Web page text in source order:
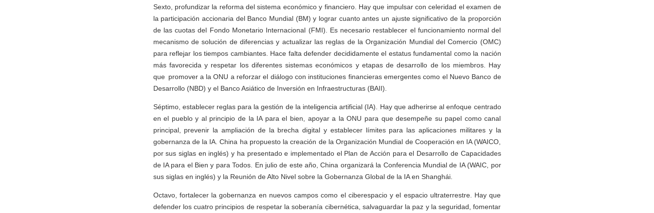
Sexto, profundizar la reforma del sistema económico y financiero. Hay que impulsar con celeridad el examen de
la participación accionaria del Banco Mundial (BM) y lograr cuanto antes un ajuste significativo de la proporción
de las cuotas del Fondo Monetario Internacional (FMI). Es necesario restablecer el funcionamiento normal del
mecanismo de solución de diferencias y actualizar las reglas de la Organización Mundial del Comercio (OMC)
para reflejar los tiempos cambiantes. Hace falta defender decididamente el estatus fundamental como la nación
más favorecida y respetar los diferentes sistemas económicos y etapas de desarrollo de los miembros. Hay
que promover a la ONU a reforzar el diálogo con instituciones financieras emergentes como el Nuevo Banco de
Desarrollo (NBD) y el Banco Asiático de Inversión en Infraestructuras (BAII).
Séptimo, establecer reglas para la gestión de la inteligencia artificial (IA). Hay que adherirse al enfoque centrado
en el pueblo y al principio de la IA para el bien, apoyar a la ONU para que desempeñe su papel como canal
principal, prevenir la ampliación de la brecha digital y establecer límites para las aplicaciones militares y la
gobernanza de la IA. China ha propuesto la creación de la Organización Mundial de Cooperación en IA (WAICO,
por sus siglas en inglés) y ha presentado e implementado el Plan de Acción para el Desarrollo de Capacidades
de IA para el Bien y para Todos. En julio de este año, China organizará la Conferencia Mundial de IA (WAIC, por
sus siglas en inglés) y la Reunión de Alto Nivel sobre la Gobernanza Global de la IA en Shanghái.
Octavo, fortalecer la gobernanza en nuevos campos como el ciberespacio y el espacio ultraterrestre. Hay que
defender los cuatro principios de respetar la soberanía cibernética, salvaguardar la paz y la seguridad, fomentar